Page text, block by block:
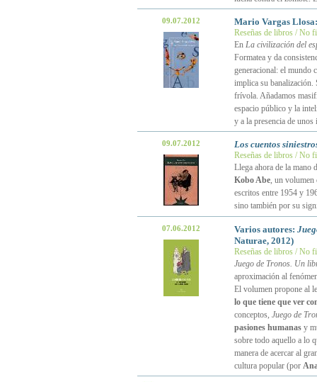
09.07.2012 Mario Vargas
Reseñas de libros / No
En La civilización del
Formatea y da
generacional: el mundo
implica su banalización.
frívola. Añadamos
espacio público y la
y a la presencia de
09.07.2012 Los cuentos
Reseñas de libros / No
Llega ahora de la mano
Kobo Abe, un volumen
escritos entre 1954 y
sino también por su
07.06.2012 Varios autores:
Naturae, 2012)
Reseñas de libros / No
Juego de Tronos. Un
aproximación al
El volumen propone al
lo que tiene que ver
conceptos, Juego de
pasiones humanasy
sobre todo aquello a lo
manera de acercar al
cultura popular (por